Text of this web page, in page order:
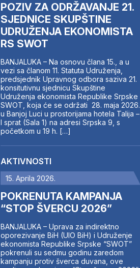
POZIV ZA ODRŽAVANJE 21.
SJEDNICE SKUPŠTINE
UDRUŽENJA EKONOMISTA
RS SWOT
BANJALUKA – Na osnovu člana 15., a u
vezi sa članom 11. Statuta Udruženja,
predsjednik Upravnog odbora saziva 21.
konsitutivnu sjednicu Skupštine
Udruženja ekonomista Republike Srpske
SWOT, koja će se održati 28. maja 2026.
u Banjoj Luci u prostorijama hotela Talija –
I sprat (Sala 1) na adresi Srpska 9, s
početkom u 19 h. […]
AKTIVNOSTI
15. Aprila 2026.
POKRENUTA KAMPANJA
“STOP ŠVERCU 2026”
BANJALUKA – Uprava za indirektno
oporezivanje BiH (UIO BiH) i Udruženje
ekonomista Republike Srpske “SWOT”
pokrenuli su sedmu godinu zaredom
kampanju protiv šverca duvana, ove